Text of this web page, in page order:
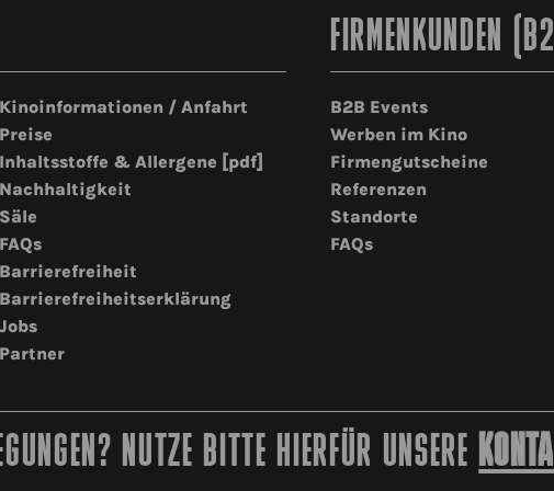
Kinoinformationen / Anfahrt
Preise
Inhaltsstoffe & Allergene [pdf]
Nachhaltigkeit
Säle
FAQs
Barrierefreiheit
Barrierefreiheitserklärung
Jobs
Partner
FIRMENKUNDEN
B2B Events
Werben im Kino
Firmengutscheine
Referenzen
Standorte
FAQs
NUTZE BITTE HIERFÜR UNSERE